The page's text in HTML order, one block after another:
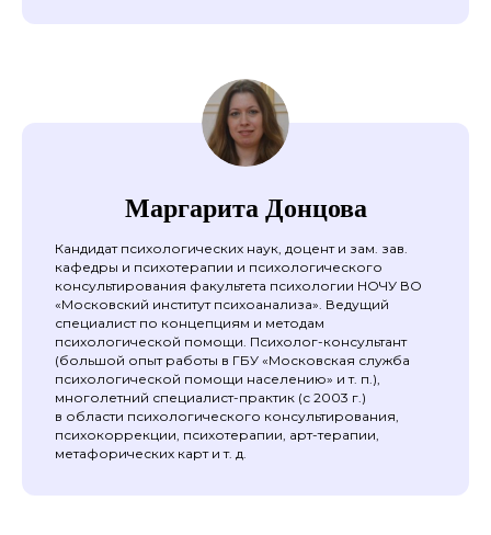
Маргарита Донцова
Кандидат психологических наук, доцент и зам. зав.
кафедры и психотерапии и психологического
консультирования факультета психологии НОЧУ ВО
«Московский институт психоанализа». Ведущий
специалист по концепциям и методам
психологической помощи. Психолог-консультант
(большой опыт работы в ГБУ «Московская служба
психологической помощи населению» и т. п.),
многолетний специалист-практик (с 2003 г.)
в области психологического консультирования,
психокоррекции, психотерапии, арт-терапии,
метафорических карт и т. д.